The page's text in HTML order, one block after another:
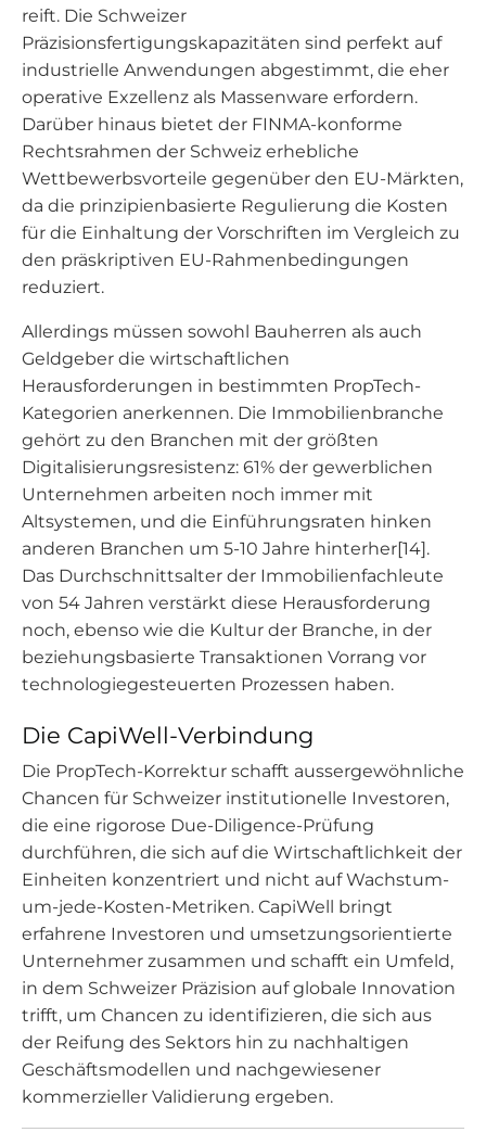
reift. Die Schweizer
Präzisionsfertigungskapazitäten sind perfekt auf
industrielle Anwendungen abgestimmt, die eher
operative Exzellenz als Massenware erfordern.
Darüber hinaus bietet der FINMA-konforme
Rechtsrahmen der Schweiz erhebliche
Wettbewerbsvorteile gegenüber den EU-Märkten,
da die prinzipienbasierte Regulierung die Kosten
für die Einhaltung der Vorschriften im Vergleich zu
den präskriptiven EU-Rahmenbedingungen
reduziert.
Allerdings müssen sowohl Bauherren als auch
Geldgeber die wirtschaftlichen
Herausforderungen in bestimmten PropTech-
Kategorien anerkennen. Die Immobilienbranche
gehört zu den Branchen mit der größten
Digitalisierungsresistenz: 61% der gewerblichen
Unternehmen arbeiten noch immer mit
Altsystemen, und die Einführungsraten hinken
anderen Branchen um 5-10 Jahre hinterher[14].
Das Durchschnittsalter der Immobilienfachleute
von 54 Jahren verstärkt diese Herausforderung
noch, ebenso wie die Kultur der Branche, in der
beziehungsbasierte Transaktionen Vorrang vor
technologiegesteuerten Prozessen haben.
Die CapiWell-Verbindung
Die PropTech-Korrektur schafft aussergewöhnliche
Chancen für Schweizer institutionelle Investoren,
die eine rigorose Due-Diligence-Prüfung
durchführen, die sich auf die Wirtschaftlichkeit der
Einheiten konzentriert und nicht auf Wachstum-
um-jede-Kosten-Metriken. CapiWell bringt
erfahrene Investoren und umsetzungsorientierte
Unternehmer zusammen und schafft ein Umfeld,
in dem Schweizer Präzision auf globale Innovation
trifft, um Chancen zu identifizieren, die sich aus
der Reifung des Sektors hin zu nachhaltigen
Geschäftsmodellen und nachgewiesener
kommerzieller Validierung ergeben.